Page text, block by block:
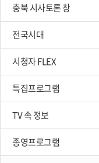
충북 시사토론 창
전국시대
시청자 FLEX
특집프로그램
TV 속 정보
종영프로그램